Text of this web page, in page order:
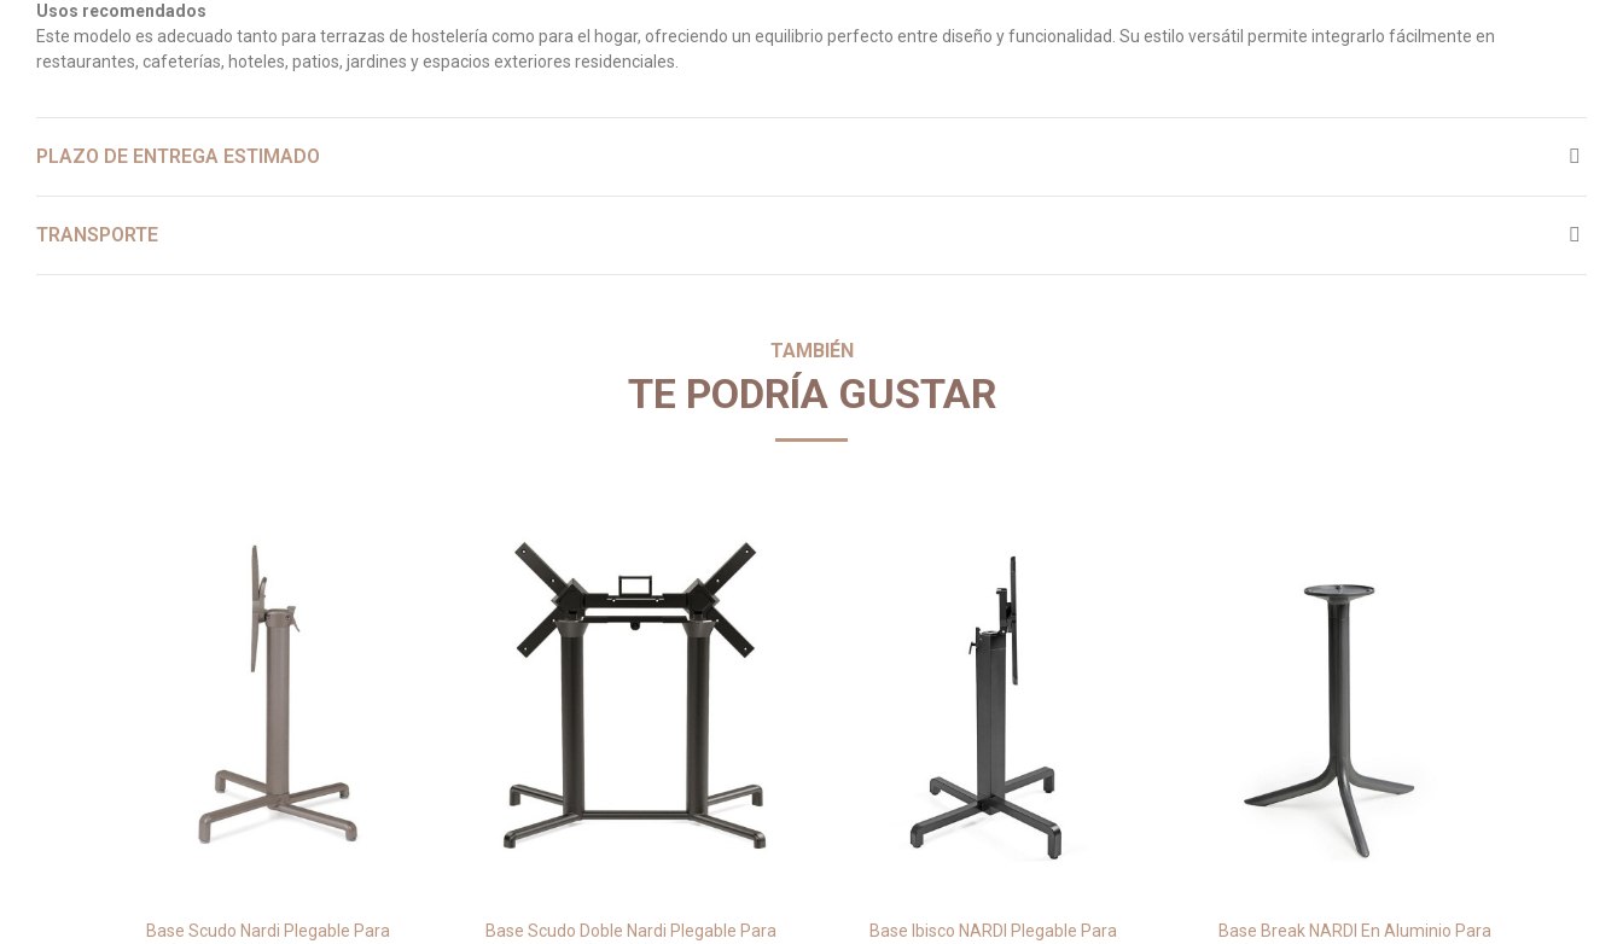
Usos recomendados
Este modelo es adecuado tanto para terrazas de hostelería como para el hogar, ofreciendo un equilibrio perfecto entre diseño y funcionalidad. Su estilo versátil permite integrarlo fácilmente en
restaurantes, cafeterías, hoteles, patios, jardines y espacios exteriores residenciales.
PLAZO DE ENTREGA ESTIMADO
TRANSPORTE
TAMBIÉN
TE PODRÍA GUSTAR
Base Scudo Nardi Plegable Para
Base Scudo Doble Nardi Plegable Para
Base Ibisco NARDI Plegable Para
Base Break NARDI En Aluminio Para